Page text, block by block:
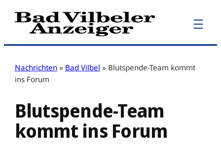
Zum
Inhalt
Nachrichten » Bad Vilbel » Blutspende-Team kommt
ins Forum
Blutspende-Team
kommt ins Forum